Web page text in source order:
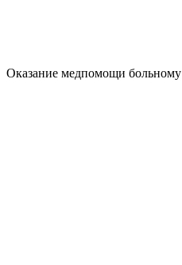
Оказание медпомощи больному